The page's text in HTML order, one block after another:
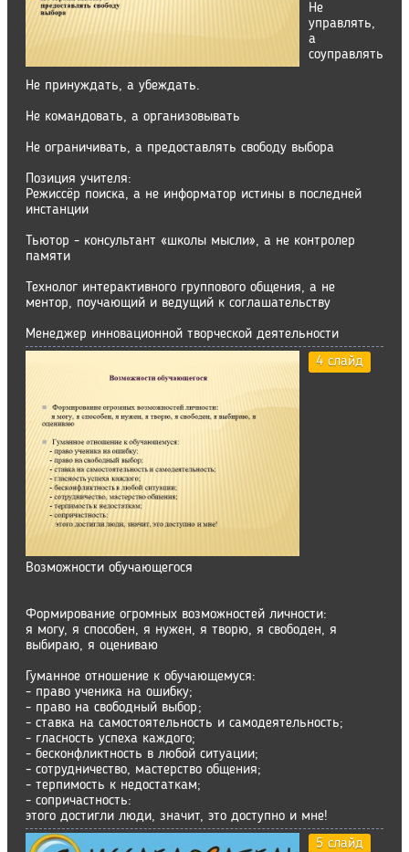
Не
управлять,
а
соуправлять
Не принуждать, а убеждать.
Не командовать, а организовывать
Не ограничивать, а предоставлять свободу выбора
Позиция учителя:
Режиссёр поиска, а не информатор истины в последней
инстанции
Тьютор - консультант «школы мысли», а не контролер
памяти
Технолог интерактивного группового общения, а не
ментор, поучающий и ведущий к соглашательству
Менеджер инновационной творческой деятельности
4 слайд
Возможности обучающегося
Формирование огромных возможностей личности:
я могу, я способен, я нужен, я творю, я свободен, я
выбираю, я оцениваю
Гуманное отношение к обучающемуся:
- право ученика на ошибку;
- право на свободный выбор;
- ставка на самостоятельность и самодеятельность;
- гласность успеха каждого;
- бесконфликтность в любой ситуации;
- сотрудничество, мастерство общения;
- терпимость к недостаткам;
- сопричастность:
этого достигли люди, значит, это доступно и мне!
5 слайд